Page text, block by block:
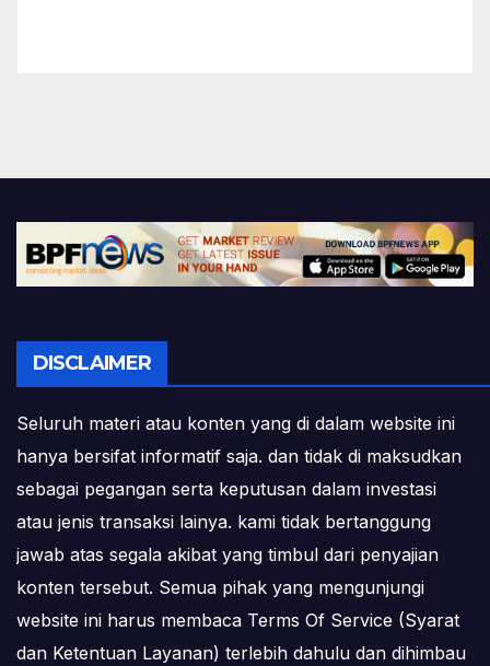
DISCLAIMER
Seluruh materi atau konten yang di dalam website ini
hanya bersifat informatif saja. dan tidak di maksudkan
sebagai pegangan serta keputusan dalam investasi
atau jenis transaksi lainya. kami tidak bertanggung
jawab atas segala akibat yang timbul dari penyajian
konten tersebut. Semua pihak yang mengunjungi
website ini harus membaca Terms Of Service (Syarat
dan Ketentuan Layanan) terlebih dahulu dan dihimbau